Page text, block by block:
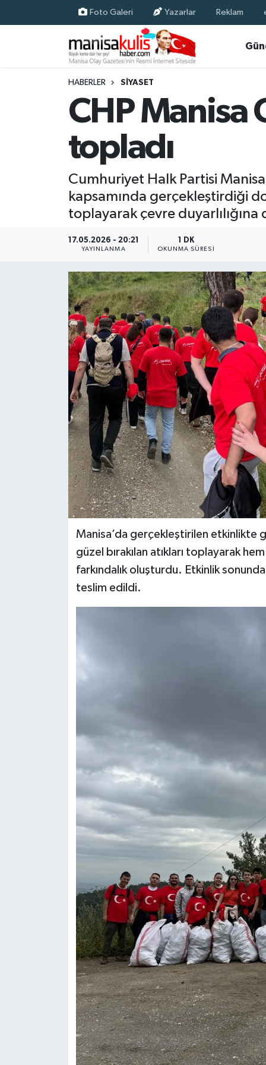
Foto Galeri Yazarlar Reklam
HABERLER SIYASET
CHP Manisa
topladı
Cumhuriyet Halk Partisi
kapsamında gerçekleştirdiği
toplayarak çevre duyarlılığına
17.05.2026 - 20:21
YAYINLANMA
1 DK
OKUNMA SÜRESI
Manisa’da gerçekleştirilen etkinlikte
güzel bırakılan atıkları toplayarak
farkındalık oluşturdu. Etkinlik
teslim edildi.
Ekonomi
Resmi İlan
Yunusemre Nöbetçi Eczaneler
Yunusemre Trafik Yoğunluk Haritası
Süper Lig Puan Durumu ve Fikstür
Tüm Manşetler
Son Dakika Haberleri